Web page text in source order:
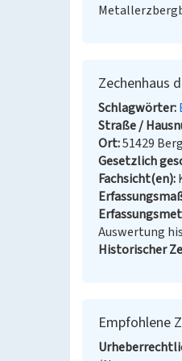
Zechenhaus
Schlagwörter
Straße /
Ort 51429
Gesetzlich
Fachsicht(en)
Auswertung
Historischer
Empfohlene